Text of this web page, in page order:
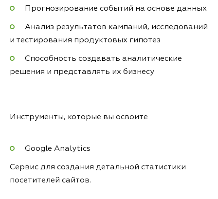
Прогнозирование событий на основе данных
Анализ результатов кампаний, исследований
и тестирования продуктовых гипотез
Способность создавать аналитические
решения и представлять их бизнесу
Инструменты, которые вы освоите
Google Analytics
Сервис для создания детальной статистики
посетителей сайтов.